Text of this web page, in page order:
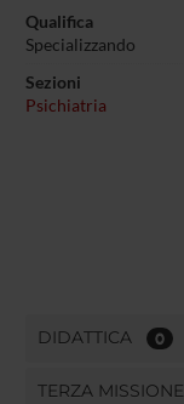
Qualifica
Specializzando
Sezioni
Psichiatria
DIDATTICA 0
TERZA MISSIONE